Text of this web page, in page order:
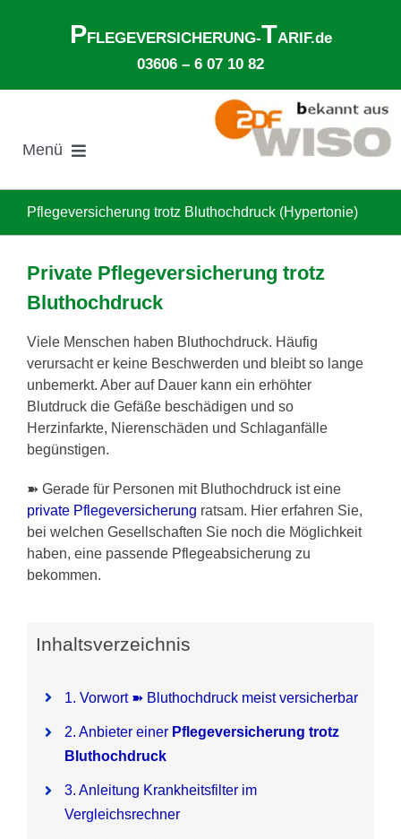
PFLEGEVERSICHERUNG-TARIF.de
03606 – 6 07 10 82
Menü
Suche
nach:
Ø Pflegekosten im Pflegeheim
Ehegattenunterhalt
Pflegezusatzversicherung
Pflegezusatz – Vergleichsrechner
Vorerkrankung
Pflegeversicherung trotz Bluthochdruck (Hypertonie)
Private Pflegeversicherung trotz
Bluthochdruck
Viele Menschen haben Bluthochdruck. Häufig
verursacht er keine Beschwerden und bleibt so lange
unbemerkt. Aber auf Dauer kann ein erhöhter
Blutdruck die Gefäße beschädigen und so
Herzinfarkte, Nierenschäden und Schlaganfälle
begünstigen.
➽ Gerade für Personen mit Bluthochdruck ist eine
private Pflegeversicherung ratsam. Hier erfahren Sie,
bei welchen Gesellschaften Sie noch die Möglichkeit
haben, eine passende Pflegeabsicherung zu
bekommen.
Inhaltsverzeichnis
1. Vorwort ➽ Bluthochdruck meist versicherbar
2. Anbieter einer Pflegeversicherung trotz
Bluthochdruck
3. Anleitung Krankheitsfilter im
Vergleichsrechner